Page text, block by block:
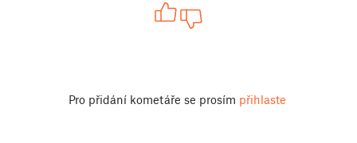
Pro přidání kometáře se prosím přihlaste